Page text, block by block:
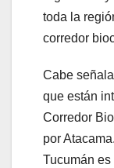
toda la
corredor
Cabe
que están
Corredor
por
Tucumán